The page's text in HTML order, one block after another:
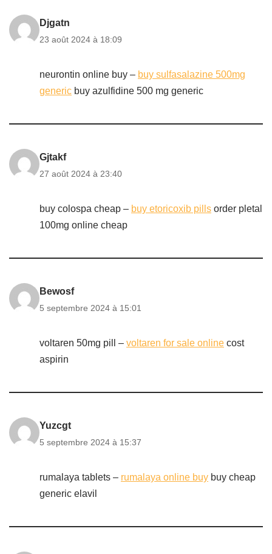
Djgatn
23 août 2024 à 18:09
neurontin online buy – buy sulfasalazine 500mg
generic buy azulfidine 500 mg generic
Gjtakf
27 août 2024 à 23:40
buy colospa cheap – buy etoricoxib pills order pletal
100mg online cheap
Bewosf
5 septembre 2024 à 15:01
voltaren 50mg pill – voltaren for sale online cost
aspirin
Yuzcgt
5 septembre 2024 à 15:37
rumalaya tablets – rumalaya online buy buy cheap
generic elavil